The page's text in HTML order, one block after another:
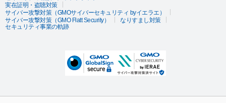
実在証明・盗聴対策
サイバー攻撃対策（GMOサイバーセキュリティ byイエラエ）
サイバー攻撃対策（GMO Flatt Security）
なりすまし対策
セキュリティ事業の軌跡